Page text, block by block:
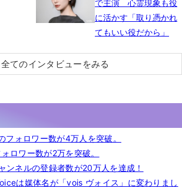
で主演 心霊現象も役
に活かす「取り憑かれ
てもいい役だから」
全てのインタビューをみる
ォロワー数が4万人を突破。
ワー数が2万を突破。
ネルの登録者数が20万人を達成！
は媒体名が「vois ヴォイス」に変わりまし